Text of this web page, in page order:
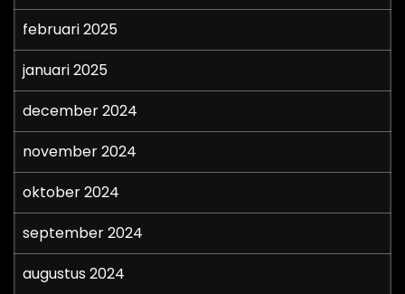
februari 2025
januari 2025
december 2024
november 2024
oktober 2024
september 2024
augustus 2024